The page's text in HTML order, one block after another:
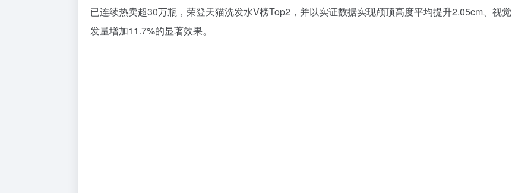
已连续热卖超30万瓶，荣登天猫洗发水V榜Top2，并以实证数据实现颅顶高度平均提升2.05cm、视觉
发量增加11.7%的显著效果。